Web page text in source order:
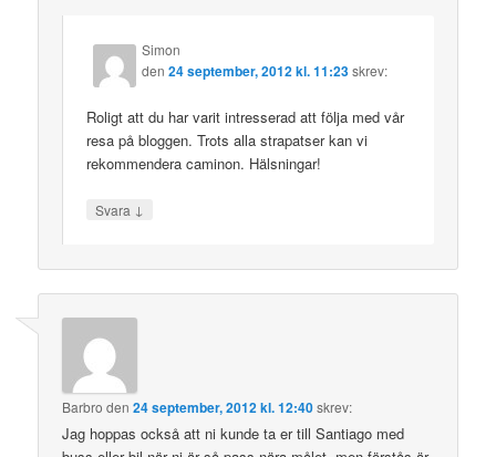
Simon
den24 september, 2012 kl. 11:23skrev:
Roligt att du har varit intresserad att följa med vår
resa på bloggen. Trots alla strapatser kan vi
rekommendera caminon. Hälsningar!
Svara ↓
Barbro den24 september, 2012 kl. 12:40skrev:
Jag hoppas också att ni kunde ta er till Santiago med